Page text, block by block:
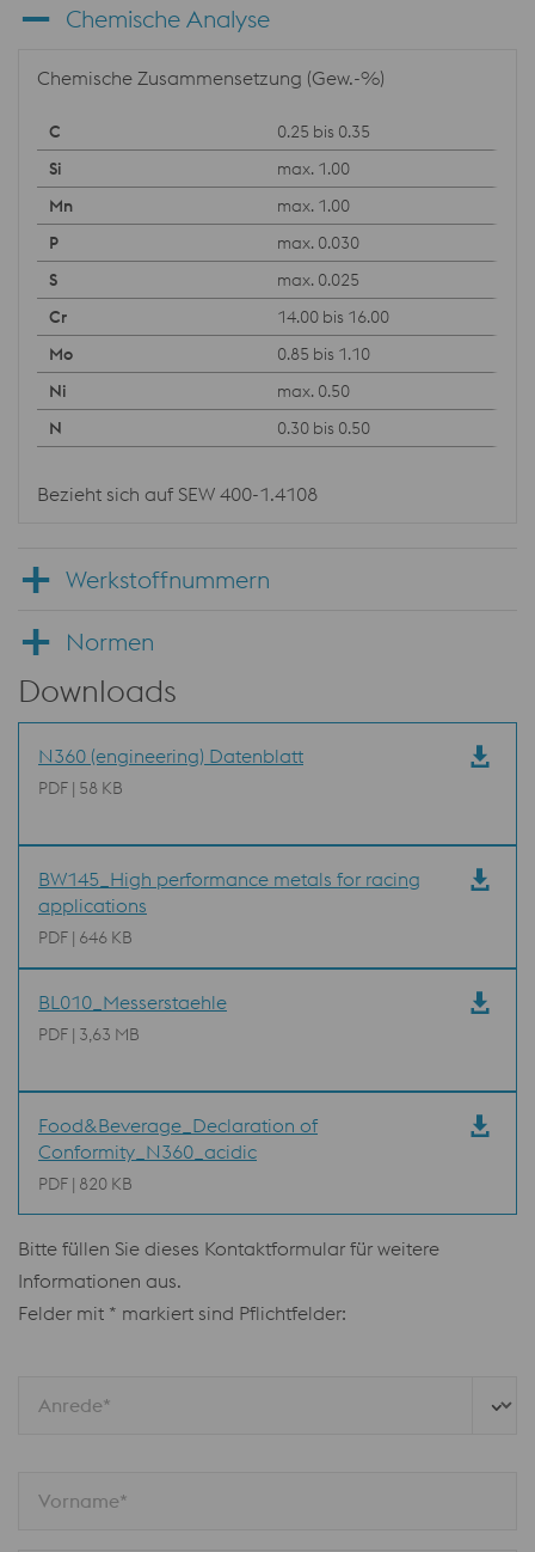
Chemische Analyse
Chemische Zusammensetzung (Gew.-%)
0.25 bis 0.35
max. 1.00
max. 1.00
max. 0.030
max. 0.025
14.00 bis 16.00
0.85 bis 1.10
max. 0.50
0.30 bis 0.50
Bezieht sich auf SEW 400-1.4108
Werkstoffnummern
Normen
Downloads
N360 (engineering) Datenblatt
PDF | 58 KB
BW145_High performance metals for racing
applications
PDF | 646 KB
BL010_Messerstaehle
PDF | 3,63 MB
Food&Beverage_Declaration of
Conformity_N360_acidic
PDF | 820 KB
Bitte füllen Sie dieses Kontaktformular für weitere
Informationen aus.
Felder mit * markiert sind Pflichtfelder:
Anrede*
Vorname*